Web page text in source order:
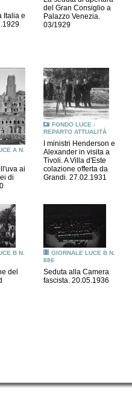
Italia e
del Gran Consiglio a
Palazzo Venezia.
03/1929
A N.
ai
di
FONDO LUCE -
REPARTO ATTUALITÀ
I ministri Henderson e
Alexander in visita a
Tivoli. A Villa d'Este
colazione offerta da
Grandi. 27.02.1931
B N.
del
GIORNALE LUCE B N.
886
Seduta alla Camera
fascista. 20.05.1936